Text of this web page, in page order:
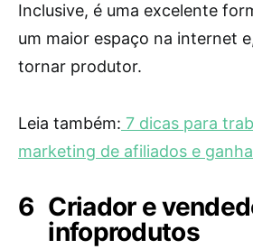
Inclusive, é uma excelente
um maior espaço na internet
tornar produtor.
Leia também: 7 dicas para
marketing de afiliados e
Criador e
infoprodutos